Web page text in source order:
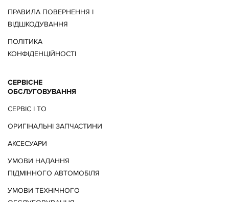
ПРАВИЛА ПОВЕРНЕННЯ І
ВІДШКОДУВАННЯ
ПОЛІТИКА
КОНФІДЕНЦІЙНОСТІ
СЕРВІСНЕ
ОБСЛУГОВУВАННЯ
СЕРВІС І ТО
ОРИГІНАЛЬНІ ЗАПЧАСТИНИ
АКСЕСУАРИ
УМОВИ НАДАННЯ
ПІДМІННОГО АВТОМОБІЛЯ
УМОВИ ТЕХНІЧНОГО